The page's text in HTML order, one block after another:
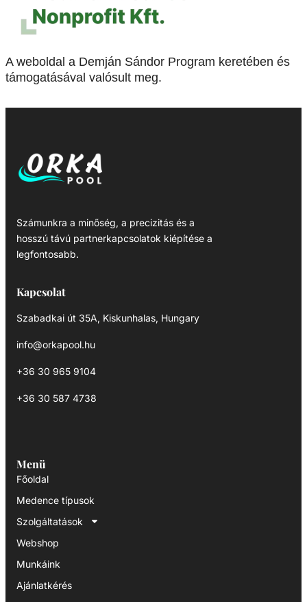
A weboldal a Demján Sándor Program keretében és
támogatásával valósult meg.
Számunkra a minőség, a precizitás és a
hosszú távú partnerkapcsolatok kiépítése a
legfontosabb.
Kapcsolat
Szabadkai út 35A, Kiskunhalas, Hungary
info@orkapool.hu
+36 30 965 9104
+36 30 587 4738
Menü
Főoldal
Medence típusok
Szolgáltatások
Webshop
Munkáink
Ajánlatkérés